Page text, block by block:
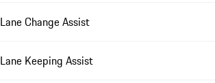
Lane Change Assist
Lane Keeping Assist